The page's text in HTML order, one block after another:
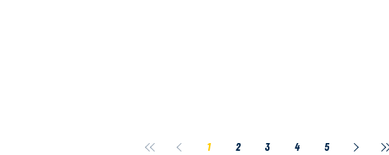
1 2 3 4 5